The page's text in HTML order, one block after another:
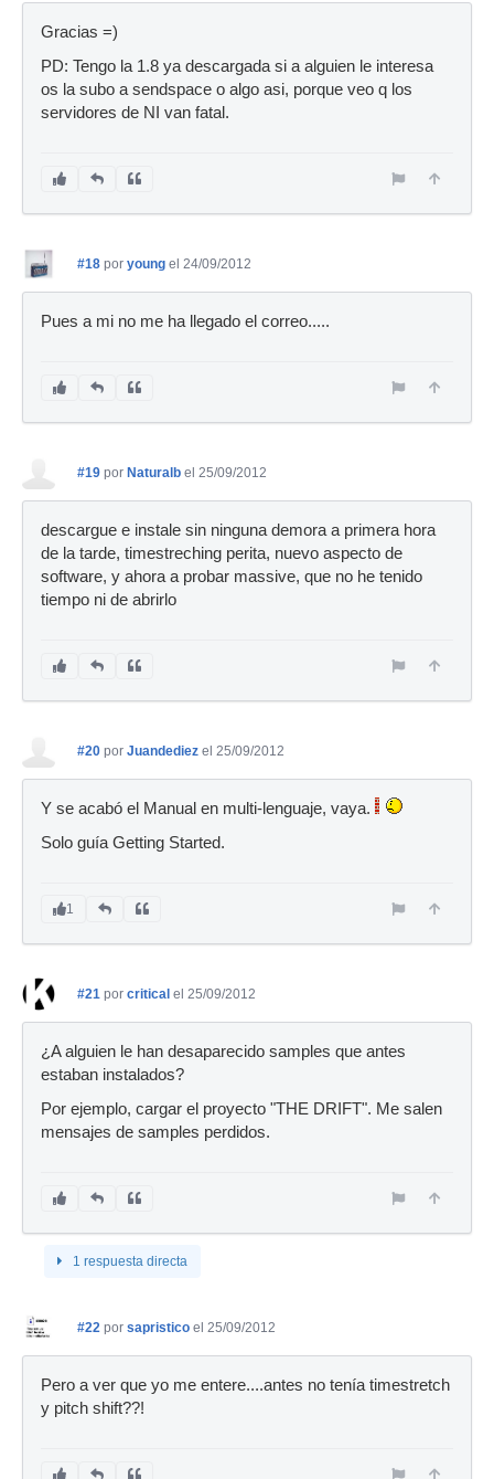
Gracias =)
PD: Tengo la 1.8 ya descargada si a alguien le interesa
os la subo a sendspace o algo asi, porque veo q los
servidores de NI van fatal.
#18 por young el 24/09/2012
Pues a mi no me ha llegado el correo.....
#19 por Naturalb el 25/09/2012
descargue e instale sin ninguna demora a primera hora
de la tarde, timestreching perita, nuevo aspecto de
software, y ahora a probar massive, que no he tenido
tiempo ni de abrirlo
#20 por Juandediez el 25/09/2012
Y se acabó el Manual en multi-lenguaje, vaya.
Solo guía Getting Started.
1
#21 por critical el 25/09/2012
¿A alguien le han desaparecido samples que antes
estaban instalados?
Por ejemplo, cargar el proyecto "THE DRIFT". Me salen
mensajes de samples perdidos.
1 respuesta directa
#22 por sapristico el 25/09/2012
Pero a ver que yo me entere....antes no tenía timestretch
y pitch shift??!